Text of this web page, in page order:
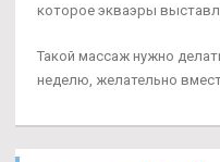
которое экваэры
Такой массаж нужно
неделю, желательно